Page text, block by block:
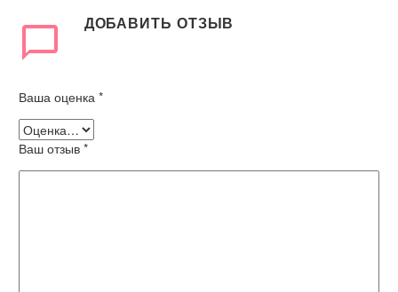
ДОБАВИТЬ ОТЗЫВ
Ваша оценка *
Ваш отзыв *